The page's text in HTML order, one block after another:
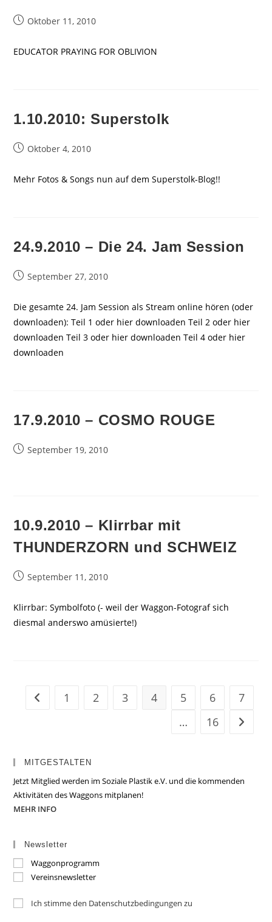
BeitragOktober 11, 2010
EDUCATOR PRAYING FOR OBLIVION
1.10.2010: Superstolk
BeitragOktober 4, 2010
Mehr Fotos & Songs nun auf dem Superstolk-Blog!!
24.9.2010 – Die 24. Jam Session
BeitragSeptember 27, 2010
Die gesamte 24. Jam Session als Stream online hören (oder
downloaden): Teil 1 oder hier downloaden Teil 2 oder hier
downloaden Teil 3 oder hier downloaden Teil 4 oder hier
downloaden
17.9.2010 – COSMO ROUGE
BeitragSeptember 19, 2010
10.9.2010 – Klirrbar mit
THUNDERZORN und SCHWEIZ
BeitragSeptember 11, 2010
Klirrbar: Symbolfoto (- weil der Waggon-Fotograf sich
diesmal anderswo amüsierte!)
Zur vorherigen Seite
1 2 3 4 5 6
7
…
16 Zur
MITGESTALTEN
Jetzt Mitglied werden im Soziale Plastik e.V. und die kommenden
Aktivitäten des Waggons mitplanen!
MEHR INFO
Newsletter
Waggonprogramm
Vereinsnewsletter
Ich stimme den Datenschutzbedingungen zu